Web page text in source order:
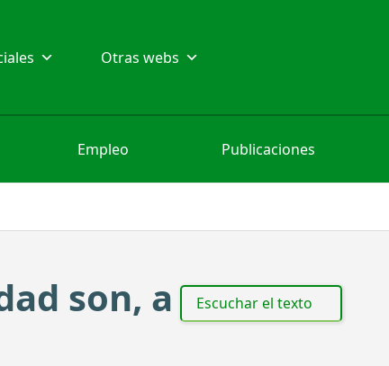
Otras webs
Empleo Publicaciones
son, a
Escuchar el texto